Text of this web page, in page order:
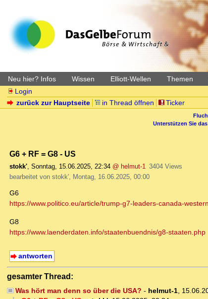
Neu hier? Infos Wissen Elliott-Wellen Themen
Login
zurück zur Hauptseite
in Thread öffnen Ticker
Unterstützen Sie
G6 + RF = G8 - US
stokk', Sonntag, 15.06.2025, 22:34 @ helmut-1 3404 Views
bearbeitet von stokk', Montag, 16.06.2025, 00:00
G6
https://www.politico.eu/article/trump-g7-leaders-canada-
G8
https://www.laenderdaten.info/staatenbuendnis/g8-staaten.php
antworten
gesamter Thread:
Was hört man denn so über die USA? - helmut-1,